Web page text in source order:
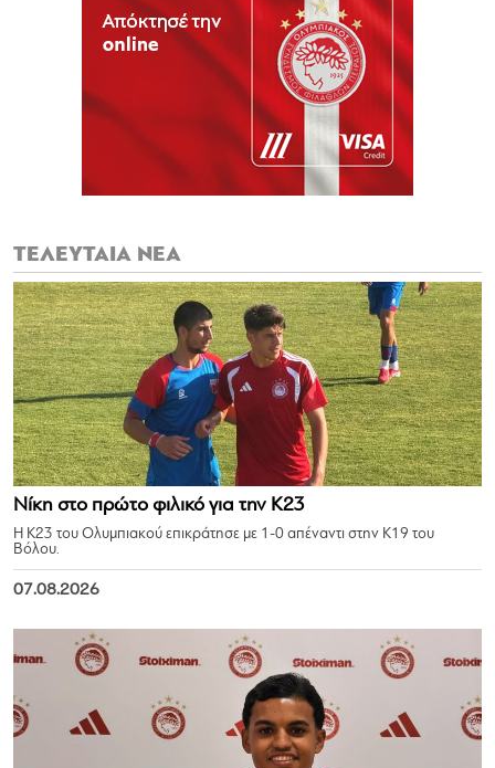
ΤΕΛΕΥΤΑΙΑ ΝΕΑ
Νίκη στο πρώτο φιλικό για την Κ23
Η Κ23 του Ολυμπιακού επικράτησε με 1-0 απέναντι στην Κ19 του
Βόλου.
07.08.2026